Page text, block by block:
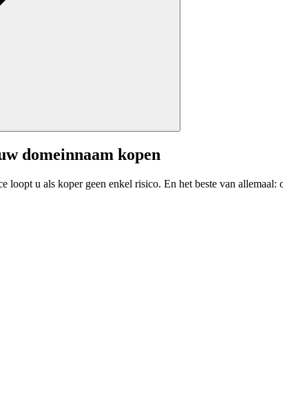
domeinnaam kopen
loopt u als koper geen enkel risico. En het beste van allemaal: